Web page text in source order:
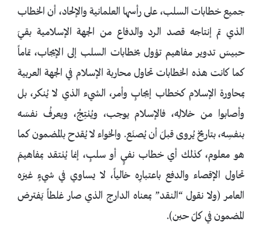
جميع خطابات السلب، على رأسها العلمانية والإلحاد، أن الخطاب
الذي تم إنتاجه قصد الرد والدفاع من الجهة الإسلامية بقيَ
حبيسَ تدوير مفاهيم تؤول بخطابات السلب إلى الإيجاب، تماماً
كما كانت هذه الخطابات تحاول محاربة الإسلام في الجهة العربية
بمحاورة الإسلام كخطاب إيجابٍ وأمر، الشيء الذي لا يُنكر، بل
وأصابوا من خلالِه، فالإسلام يوجب، ويُنتِجُ، ويعرفُ نفسَه
بنفسِه، بتاريخ يُروى قبلَ أن يُصنَع. والخواء لا يُقدح بالمضمون كما
هو معلوم، كذلك أي خطاب نفيٍ أو سلبٍ، إنما يُنتقد بمفاهيمَ
تحاول الإقصاء والدفع باعتبارِه خالياً، لا يساوي في شيءٍ غيرَه
العامر (ولا نقول “النقد” بمعناه الدارج الذي صار غلطاً يَفترض
المضمون في كلّ حين).